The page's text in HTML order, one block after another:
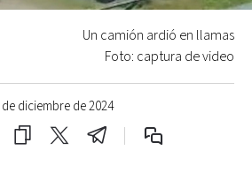
diciembre de 2024
Un camión ardió en llamas
Foto: captura de video